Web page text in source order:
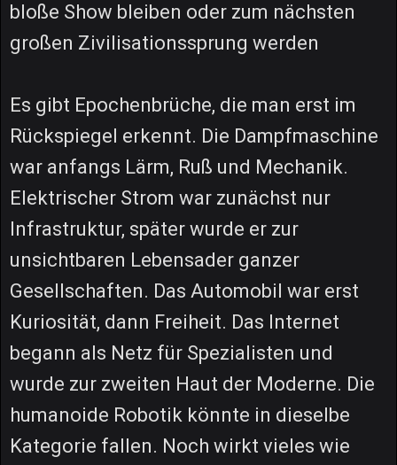
bloße Show bleiben oder zum nächsten
großen Zivilisationssprung werden
Es gibt Epochenbrüche, die man erst im
Rückspiegel erkennt. Die Dampfmaschine
war anfangs Lärm, Ruß und Mechanik.
Elektrischer Strom war zunächst nur
Infrastruktur, später wurde er zur
unsichtbaren Lebensader ganzer
Gesellschaften. Das Automobil war erst
Kuriosität, dann Freiheit. Das Internet
begann als Netz für Spezialisten und
wurde zur zweiten Haut der Moderne. Die
humanoide Robotik könnte in dieselbe
Kategorie fallen. Noch wirkt vieles wie